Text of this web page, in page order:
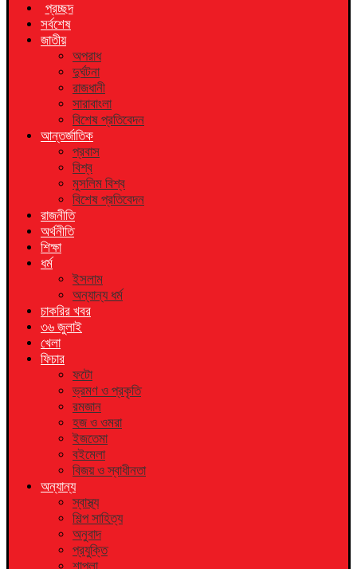
প্রচ্ছদ
সর্বশেষ
জাতীয়
অপরাধ
দুর্ঘটনা
রাজধানী
সারাবাংলা
বিশেষ প্রতিবেদন
আন্তর্জাতিক
প্রবাস
বিশ্ব
মুসলিম বিশ্ব
বিশেষ প্রতিবেদন
রাজনীতি
অর্থনীতি
শিক্ষা
ধর্ম
ইসলাম
অন্যান্য ধর্ম
চাকরির খবর
৩৬ জুলাই
খেলা
ফিচার
ফটো
ভ্রমণ ও প্রকৃতি
রমজান
হজ ও ওমরা
ইজতেমা
বইমেলা
বিজয় ও স্বাধীনতা
অন্যান্য
স্বাস্থ্য
শিল্প সাহিত্য
অনুবাদ
প্রযুক্তি